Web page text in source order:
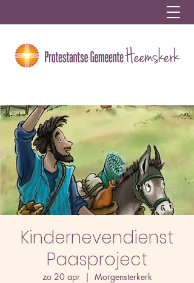
Kindernevendienst
Paasproject
zo 20 apr
  |
Morgensterkerk